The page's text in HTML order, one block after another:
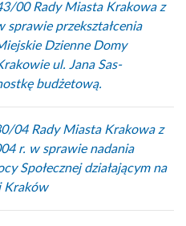
00 Rady Miasta Krakowa z
sprawie przekształcenia
Dzienne Domy
ul. Jana Sas-
budżetową.
04 Rady Miasta Krakowa z
r. w sprawie nadania
Społecznej działającym na
Kraków